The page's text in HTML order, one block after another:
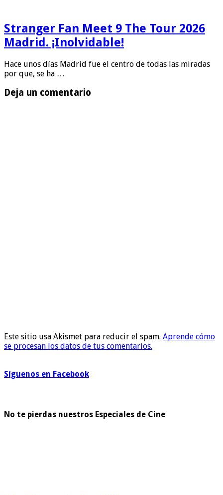
Stranger Fan Meet 9 The Tour 2026
Madrid. ¡Inolvidable!
Hace unos días Madrid fue el centro de todas las miradas
por que, se ha …
Deja un comentario
Este sitio usa Akismet para reducir el spam. Aprende cómo
se procesan los datos de tus comentarios.
Síguenos en Facebook
No te pierdas nuestros Especiales de Cine